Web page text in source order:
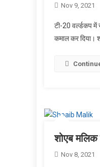
Nov 9, 2021
टी-20 वर्ल्डकप में
कमाल कर दिया।
शोएब मलिक
Nov 8, 2021